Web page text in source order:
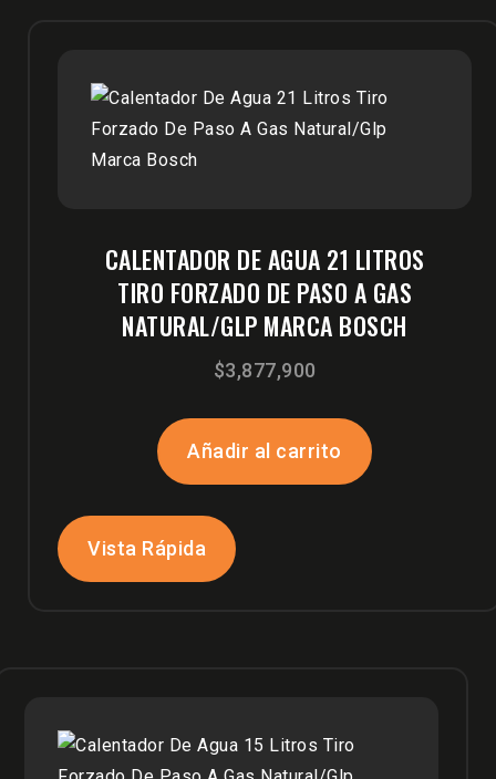
CALENTADOR DE AGUA 21 LITROS
TIRO FORZADO DE PASO A GAS
NATURAL/GLP MARCA BOSCH
$3,877,900
Añadir al carrito
Vista Rápida